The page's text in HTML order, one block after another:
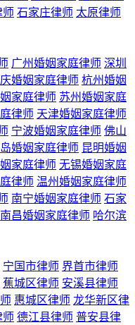
师 石家庄律师 太原律师
广州婚姻家庭律师 深圳
婚姻家庭律师 杭州婚姻
家庭律师 苏州婚姻家庭
律师 天津婚姻家庭律师
宁波婚姻家庭律师 佛山
婚姻家庭律师 昆明婚姻
家庭律师 无锡婚姻家庭
律师 温州婚姻家庭律师
南宁婚姻家庭律师 石家
南昌婚姻家庭律师 哈尔滨
宁国市律师 界首市律师
蕉城区律师 安溪县律师
惠城区律师 龙华新区律
师 德江县律师 普安县律